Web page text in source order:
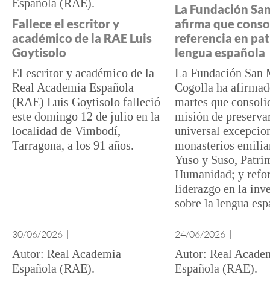
Española (RAE)
Fallece el escritor y
académico de la RAE Luis
Goytisolo
El escritor y académico de la
Real Academia Española
(RAE) Luis Goytisolo falleció
este domingo 12 de julio en la
localidad de Vimbodí,
Tarragona, a los 91 años.
La Fundación
afirma que
referencia en
lengua española
La Fundación San
Cogolla ha
martes que
misión de
universal
monasterios
Yuso y Suso,
Humanidad; y
liderazgo en la
sobre la lengua
30/06/2026 |
Real Academia
Española (RAE)
24/06/2026 |
Real
Española (RAE)